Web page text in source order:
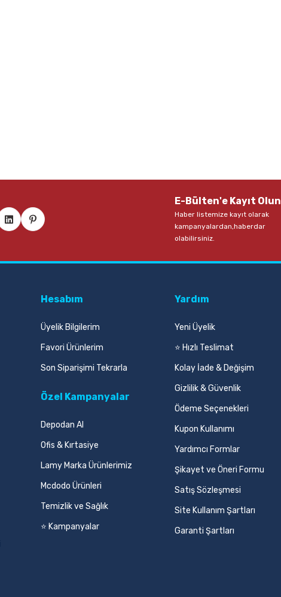
E-Bülten'e Kayıt Olun
Haber listemize kayıt olarak
kampanyalardan,haberdar
olabilirsiniz.
Hesabım
Üyelik Bilgilerim
Favori Ürünlerim
Son Siparişimi Tekrarla
Özel Kampanyalar
Depodan Al
Ofis & Kırtasiye
Lamy Marka Ürünlerimiz
Mcdodo Ürünleri
Temizlik ve Sağlık
⭐ Kampanyalar
Yardım
Yeni Üyelik
⭐ Hızlı Teslimat
Kolay İade & Değişim
Gizlilik & Güvenlik
Ödeme Seçenekleri
Kupon Kullanımı
Yardımcı Formlar
Şikayet ve Öneri Formu
Satış Sözleşmesi
Site Kullanım Şartları
Garanti Şartları